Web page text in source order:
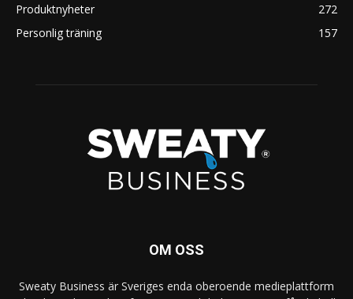
Produktnyheter
272
Personlig träning
157
OM OSS
Sweaty Business är Sveriges enda oberoende medieplattform